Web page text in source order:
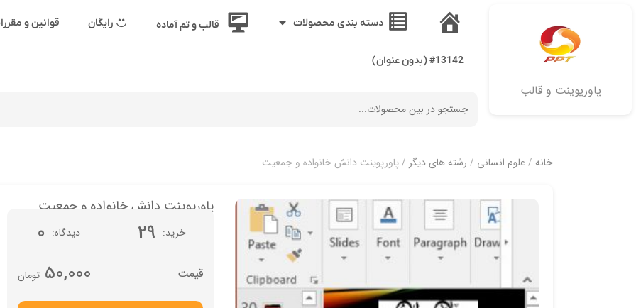
پاورپوینت و قالب
خانه
دسته بندی محصولات قالب و تم آماده رایگان قوانین و
#13142 (بدون عنوان)
خانه / علوم انسانی / رشته های دیگر / پاورپوینت دانش خانواده و جمعیت
پاورپوینت دانش خانواده و جمعیت
خرید 29 دیدگاه 0
تومان50,000